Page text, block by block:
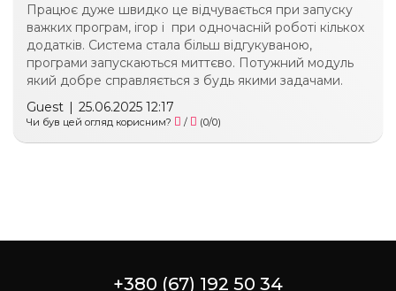
Працює дуже швидко це відчувається при запуску
важких програм, ігор і при одночасній роботі кількох
додатків. Система стала більш відгукуваною,
програми запускаються миттєво. Потужний модуль
який добре справляється з будь якими задачами.
Guest | 25.06.2025 12:17
Чи був цей огляд корисним? / (0/0)
+380 (67) 192 50 34